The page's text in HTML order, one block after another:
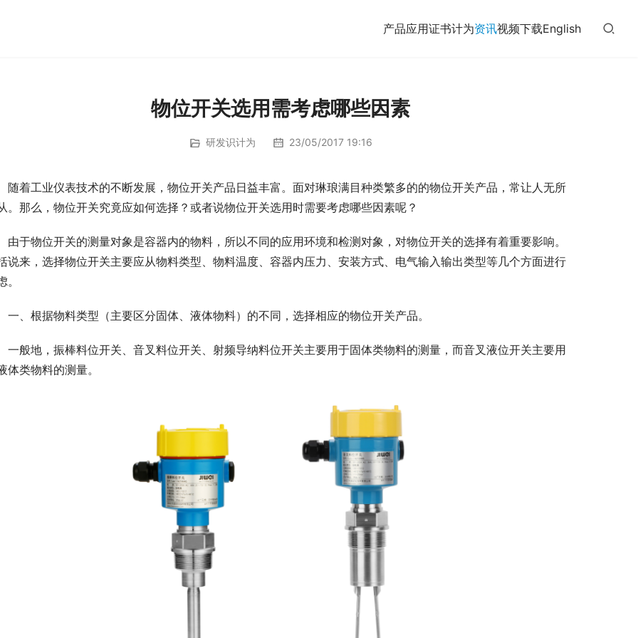
产品应用证书计为资讯视频下载English
物位开关选用需考虑哪些因素
研发识计为 23/05/2017 19:16
工业仪表技术的不断发展，物位开关产品日益丰富。面对琳琅满目种类繁多的的物位开关产品，常让人无所
。那么，物位开关究竟应如何选择？或者说物位开关选用时需要考虑哪些因素呢？
物位开关的测量对象是容器内的物料，所以不同的应用环境和检测对象，对物位开关的选择有着重要影响。
说来，选择物位开关主要应从物料类型、物料温度、容器内压力、安装方式、电气输入输出类型等几个方面进行
。
根据物料类型（主要区分固体、液体物料）的不同，选择相应的物位开关产品。
地，振棒料位开关、音叉料位开关、射频导纳料位开关主要用于固体类物料的测量，而音叉液位开关主要用
体类物料的测量。